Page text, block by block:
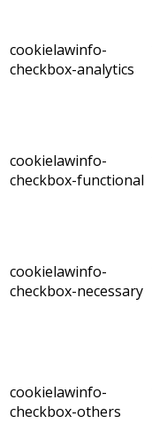
cookielawinfo-
checkbox-analytics
cookielawinfo-
checkbox-functional
cookielawinfo-
checkbox-necessary
cookielawinfo-
checkbox-others